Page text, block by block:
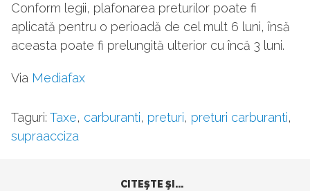
Conform legii, plafonarea preturilor poate fi
aplicată pentru o perioadă de cel mult 6 luni, însă
aceasta poate fi prelungită ulterior cu încă 3 luni.
Via Mediafax
Taguri: Taxe, carburanti, preturi, preturi carburanti,
supraacciza
CITEŞTE ŞI...